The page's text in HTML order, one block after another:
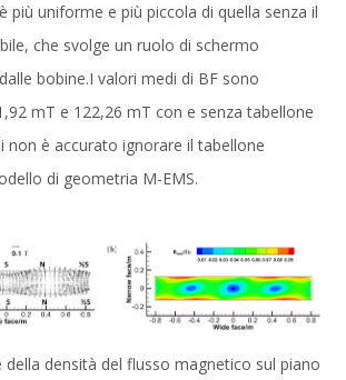
più uniforme e più piccola di quella senza il
che svolge un ruolo di schermo
bobine.I valori medi di BF sono
mT e 122,26 mT con e senza tabellone
non è accurato ignorare il tabellone
di geometria M-EMS.
della densità del flusso magnetico sul piano